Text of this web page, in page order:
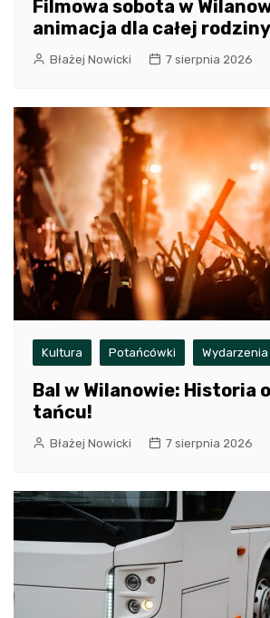
Filmowa sobota w
animacja dla całej
Błażej Nowicki 7 sierpnia 2026
Kultura Potańcówki Wydarzenia
Bal w Wilanowie: Historia
tańcu!
Błażej Nowicki 7 sierpnia 2026